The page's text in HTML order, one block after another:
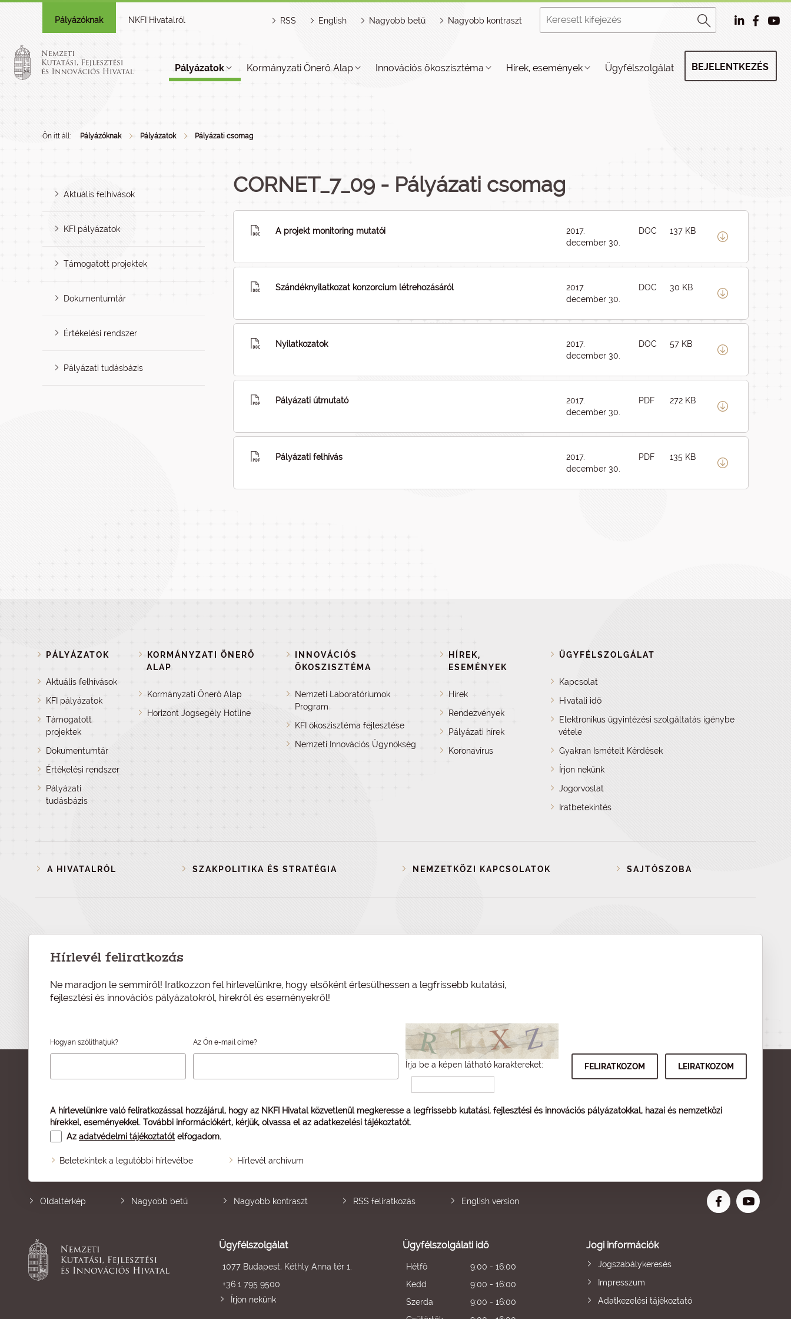
Pályázóknak NKFI Hivatalról RSS English Nagyobb betű Nagyobb kontraszt
Pályázatok Kormányzati Önerő Alap Innovációs ökoszisztéma Hírek, események Ügyfélszolgálat BEJELENTKEZÉS
Ön itt áll: Pályázóknak Pályázatok Pályázati csomag
Aktuális felhívások
KFI pályázatok
Támogatott projektek
Dokumentumtár
Értékelési rendszer
Pályázati tudásbázis
CORNET_7_09 - Pályázati csomag
A projekt monitoring mutatói
2017.
december 30.
DOC 137 KB
Szándéknyilatkozat konzorcium létrehozásáról
2017.
december 30.
DOC 30 KB
Nyilatkozatok
2017.
december 30.
DOC 57 KB
Pályázati útmutató
2017.
december 30.
PDF 272 KB
Pályázati felhívás
2017.
december 30.
PDF 135 KB
PÁLYÁZATOK
Aktuális felhívások
KFI pályázatok
Támogatott
projektek
Dokumentumtár
Értékelési rendszer
Pályázati
tudásbázis
KORMÁNYZATI ÖNERŐ
ALAP
Kormányzati Önerő Alap
Horizont Jogsegély Hotline
INNOVÁCIÓS
ÖKOSZISZTÉMA
Nemzeti Laboratóriumok
Program
KFI ökoszisztéma fejlesztése
Nemzeti Innovációs Ügynökség
HÍREK,
ESEMÉNYEK
Hírek
Rendezvények
Pályázati hírek
Koronavírus
ÜGYFÉLSZOLGÁLAT
Kapcsolat
Hivatali idő
Elektronikus ügyintézési szolgáltatás igénybe
vétele
Gyakran Ismételt Kérdések
Írjon nekünk
Jogorvoslat
Iratbetekintés
A HIVATALRÓL SZAKPOLITIKA ÉS STRATÉGIA NEMZETKÖZI KAPCSOLATOK SAJTÓSZOBA
Hírlevél feliratkozás
Ne maradjon le semmiről! Iratkozzon fel hírlevelünkre, hogy elsőként értesülhessen a legfrissebb kutatási,
fejlesztési és innovációs pályázatokról, hírekről és eseményekről!
Hogyan szólíthatjuk? Az Ön e-mail címe?
Írja be a képen látható karaktereket:
A hírlevelünkre való feliratkozással hozzájárul, hogy az NKFI Hivatal közvetlenül megkeresse a legfrissebb kutatási, fejlesztési és innovációs pályázatokkal, hazai és nemzetközi
hírekkel, eseményekkel. További információkért, kérjük, olvassa el az adatkezelési tájékoztatót.
Az adatvédelmi tájékoztatót elfogadom.
Beletekintek a legutóbbi hírlevélbe Hírlevél archívum
Oldaltérkép Nagyobb betű Nagyobb kontraszt RSS feliratkozás English version
Ügyfélszolgálat
1077 Budapest, Kéthly Anna tér 1.
+36 1 795 9500
Írjon nekünk
Ügyfélszolgálati idő
Hétfő
9:00 - 16:00
Kedd
9:00 - 16:00
Szerda
9:00 - 16:00
Jogi információk
Jogszabálykeresés
Impresszum
Adatkezelési tájékoztató